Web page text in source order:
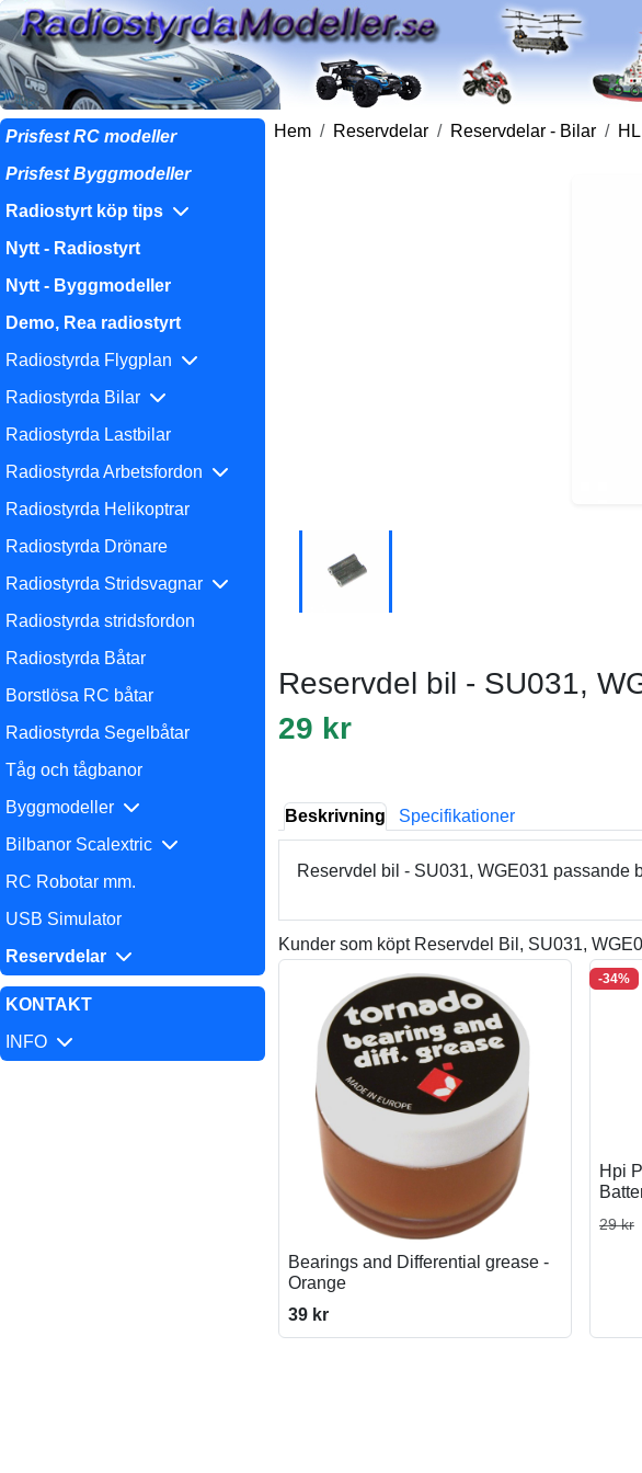
Prisfest RC modeller
Prisfest Byggmodeller
Radiostyrt köp tips
Nytt - Radiostyrt
Nytt - Byggmodeller
Demo, Rea radiostyrt
Radiostyrda Flygplan
Radiostyrda Bilar
Radiostyrda Lastbilar
Radiostyrda Arbetsfordon
Radiostyrda Helikoptrar
Radiostyrda Drönare
Radiostyrda Stridsvagnar
Radiostyrda stridsfordon
Radiostyrda Båtar
Borstlösa RC båtar
Radiostyrda Segelbåtar
Tåg och tågbanor
Byggmodeller
Bilbanor Scalextric
RC Robotar mm.
USB Simulator
Reservdelar
KONTAKT
INFO
Hem Reservdelar Reservdelar - Bilar
Reservdel bil - SU031,
29 kr
Beskrivning Specifikationer
Reservdel bil - SU031, WGE031 passande
Kunder som köpt Reservdel Bil, SU031,
Bearings and Differential grease -
Orange
39 kr
-34%
Hpi
29 kr